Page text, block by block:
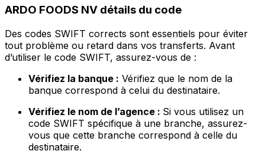
ARDO FOODS NV détails du code
Des codes SWIFT corrects sont essentiels pour éviter
tout problème ou retard dans vos transferts. Avant
d’utiliser le code SWIFT, assurez-vous de :
Vérifiez la banque : Vérifiez que le nom de la
banque correspond à celui du destinataire.
Vérifiez le nom de l’agence : Si vous utilisez un
code SWIFT spécifique à une branche, assurez-
vous que cette branche correspond à celle du
destinataire.